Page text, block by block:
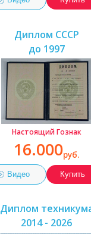
Диплом СССР
до 1997
Настоящий Гознак
16.000руб.
Видео Купить
Диплом
2014 - 2026